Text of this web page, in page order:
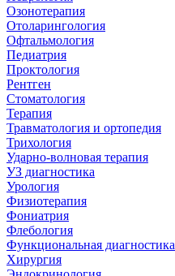
Озонотерапия
Отоларингология
Офтальмология
Педиатрия
Проктология
Рентген
Стоматология
Терапия
Травматология и ортопедия
Трихология
Ударно-волновая терапия
УЗ диагностика
Урология
Физиотерапия
Фониатрия
Флебология
Функциональная диагностика
Хирургия